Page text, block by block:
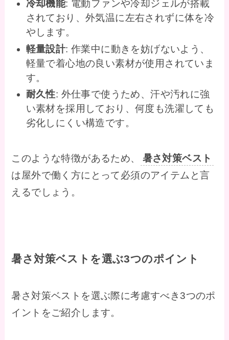
冷却機能: 電動ファンや冷却ジェルが搭載
されており、外気温に左右されずに体を冷
やします。
軽量設計: 作業中に動きを妨げないよう、
軽量で着心地の良い素材が使用されていま
す。
耐久性: 外仕事で使うため、汗や汚れに強
い素材を採用しており、何度も洗濯しても
劣化しにくい構造です。
このような特徴があるため、
暑さ対策ベスト
は屋外で働く方にとって必須のアイテムと言
えるでしょう。
暑さ対策ベストを選ぶ3つのポイント
暑さ対策ベストを選ぶ際に考慮すべき3つのポ
イントをご紹介します。